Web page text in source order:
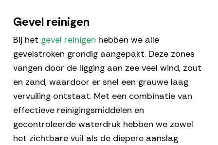
Gevel reinigen
Bij het gevel reinigen hebben we alle
gevelstroken grondig aangepakt. Deze zones
vangen door de ligging aan zee veel wind, zout
en zand, waardoor er snel een grauwe laag
vervuiling ontstaat. Met een combinatie van
effectieve reinigingsmiddelen en
gecontroleerde waterdruk hebben we zowel
het zichtbare vuil als de diepere aanslag